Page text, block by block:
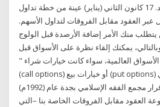
تعويض مصمم بشكل جيد. 17 كانون الثاني (يناير) عينة من خطة تداول
العقود مقابل الفروقات لتداول الأسهم.
منك الأمر إضافة الأرصدة قبل الولوج
يمكنك إلقاء نظرة على الأسواق قبل
" خيارات الأسهم المتداولة في الأسواق العالمية، سواء كانت خيارات شراء
(call options) أو خيارات بيع (put options) هي من عقود الغرر المنهي
عنها شرعاً، وبذلك صدر قرار مجمع الفقه الإسلامي بجدة عام (1992م)
مجموعة العقود مقابل الفروقات الخاصة بنا –التي